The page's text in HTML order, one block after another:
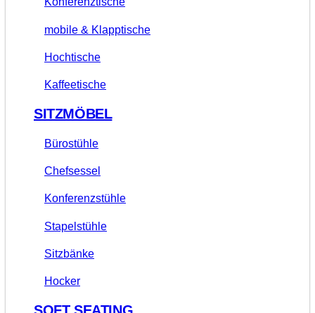
mobile & Klapptische
Hochtische
Kaffeetische
SITZMÖBEL
Bürostühle
Chefsessel
Konferenzstühle
Stapelstühle
Sitzbänke
Hocker